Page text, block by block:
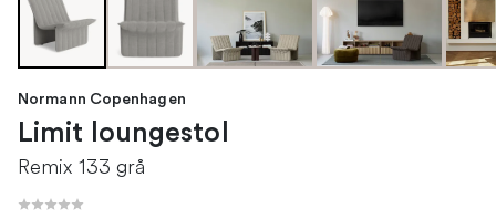
Normann Copenhagen
Limit loungestol
Remix 133 grå